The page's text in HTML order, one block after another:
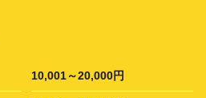
10,001～20,000円